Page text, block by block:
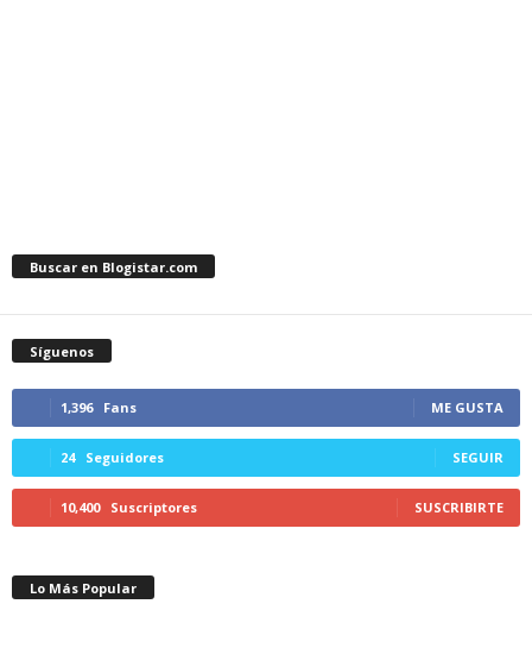
Buscar en Blogistar.com
Síguenos
1,396 Fans ME GUSTA
24 Seguidores SEGUIR
10,400 Suscriptores SUSCRIBIRTE
Lo Más Popular